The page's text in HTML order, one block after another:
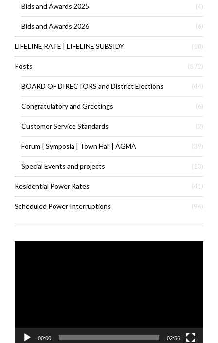
Bids and Awards 2025 (4)
Bids and Awards 2026 (6)
LIFELINE RATE | LIFELINE SUBSIDY (10)
Posts (572)
BOARD OF DIRECTORS and District Elections (44)
Congratulatory and Greetings (6)
Customer Service Standards (2)
Forum | Symposia | Town Hall | AGMA (39)
Special Events and projects (13)
Residential Power Rates (41)
Scheduled Power Interruptions (94)
00:00 02:56